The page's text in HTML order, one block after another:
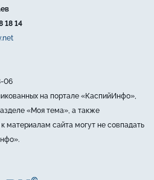
18 14
06
на портале «КаспийИнфо»,
«Моя тема», а также
материалам сайта могут не совпадать